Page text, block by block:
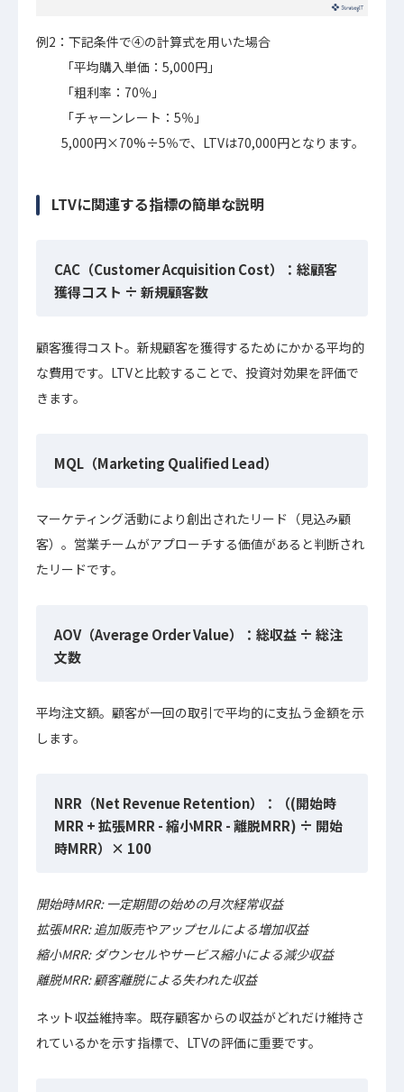
例2：下記条件で④の計算式を用いた場合
「平均購入単価：5,000円」
「粗利率：70％」
「チャーンレート：5％」
5,000円×70%÷5％で、LTVは70,000円となります。
LTVに関連する指標の簡単な説明
CAC（Customer Acquisition Cost）：総顧客
獲得コスト ÷ 新規顧客数
顧客獲得コスト。新規顧客を獲得するためにかかる平均的
な費用です。LTVと比較することで、投資対効果を評価で
きます。
MQL（Marketing Qualified Lead）
マーケティング活動により創出されたリード（見込み顧
客）。営業チームがアプローチする価値があると判断され
たリードです。
AOV（Average Order Value）：総収益 ÷ 総注
文数
平均注文額。顧客が一回の取引で平均的に支払う金額を示
します。
NRR（Net Revenue Retention）：（(開始時
MRR + 拡張MRR - 縮小MRR - 離脱MRR) ÷ 開始
時MRR）× 100
開始時MRR: 一定期間の始めの月次経常収益
拡張MRR: 追加販売やアップセルによる増加収益
縮小MRR: ダウンセルやサービス縮小による減少収益
離脱MRR: 顧客離脱による失われた収益
ネット収益維持率。既存顧客からの収益がどれだけ維持さ
れているかを示す指標で、LTVの評価に重要です。